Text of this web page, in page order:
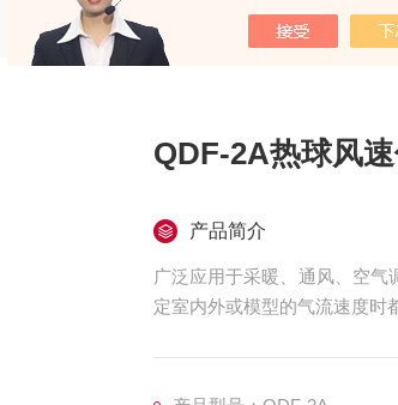
QDF-2A热球风
产品简介
广泛应用于采暖、通风、空
定室内外或模型的气流速度时